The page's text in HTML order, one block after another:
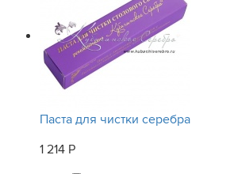
Паста для чистки серебра
1 214 Р